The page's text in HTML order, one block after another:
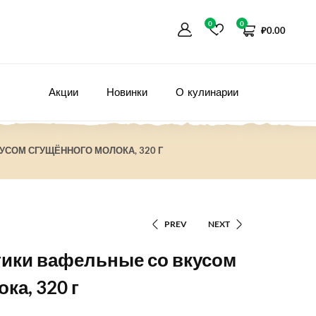
0
₽0.00
0
Акции Новинки О кулинарии
СГУЩЁННОГО МОЛОКА, 320 Г
PREV NEXT
вафельные со вкусом
320 г